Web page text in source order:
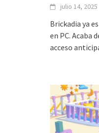
julio 14, 2025
Brickadia ya
en PC. Acaba
acceso